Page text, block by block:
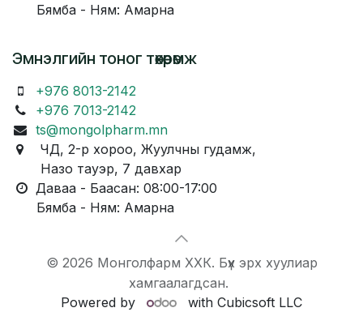
Бямба - Ням: Амарна
Эмнэлгийн тоног төхөөрөмж
+976 8013-2142
+976 7013-2142
ts@mongolpharm.mn
ЧД, 2-р хороо, Жуулчны гудамж,
Назо тауэр, 7 давхар
Даваа - Баасан: 08:00-17:00
Бямба - Ням: Амарна
© 2026 Монголфарм ХХК. Бүх эрх хуулиар
хамгаалагдсан.
Powered by
with Cubicsoft LLC